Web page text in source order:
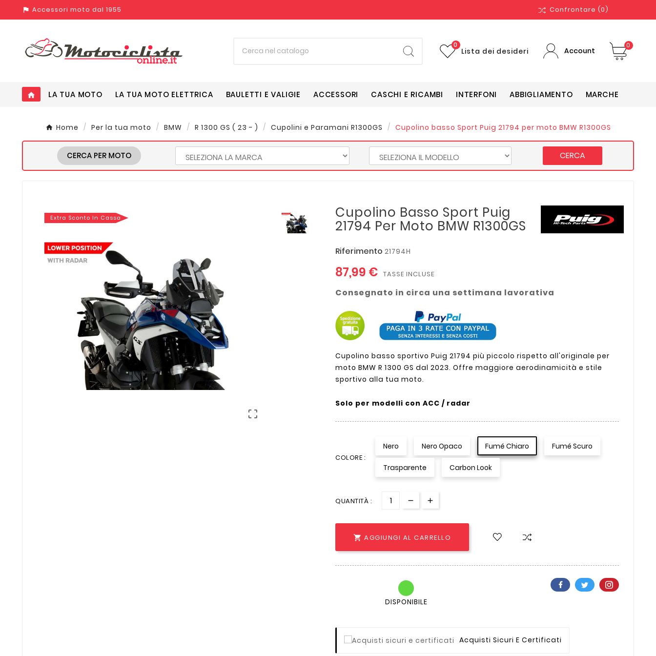
assistant_photo Accessori moto dal 1955 Confrontare (0)
Lista dei desideri
0
Account
0
home LA TUA MOTO LA TUA MOTO ELETTRICA BAULETTI E VALIGIE ACCESSORI CASCHI E RICAMBI INTERFONI ABBIGLIAMENTO MARCHE
Home Per la tua moto BMW R 1300 GS ( 23 - ) Cupolini e Paramani R1300GS Cupolino basso Sport Puig 21794 per moto BMW R1300GS
CERCA PER MOTO CERCA
Extra Sconto In Cassa

Cupolino Basso Sport Puig
21794 Per Moto BMW R1300GS
Riferimento 21794H
87,99 € TASSE INCLUSE
Consegnato in circa una settimana lavorativa
Cupolino basso sportivo Puig 21794 più piccolo rispetto all'originale per
moto BMW R 1300 GS dal 2023. Offre maggiore aerodinamicità e stile
sportivo alla tua moto.
Solo per modelli con ACC / radar
COLORE :
Nero Nero Opaco Fumé Chiaro Fumé Scuro
Trasparente Carbon Look
QUANTITÀ :
 AGGIUNGI AL CARRELLO
DISPONIBILE
Acquisti Sicuri E Certificati